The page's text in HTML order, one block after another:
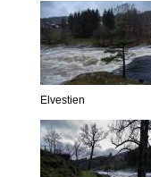
Elvestien